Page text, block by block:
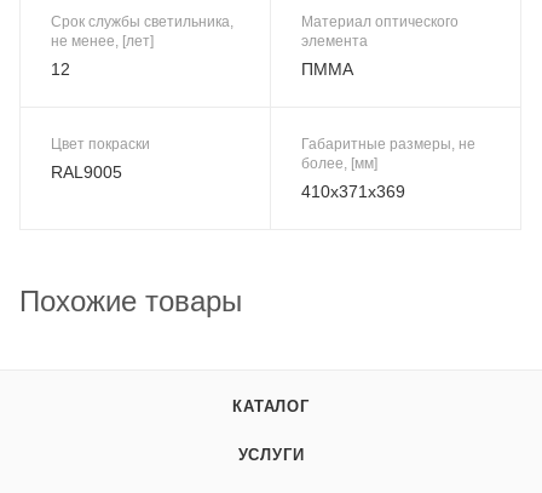
Срок службы светильника,
не менее, [лет]
12
Материал оптического
элемента
ПММА
Цвет покраски
RAL9005
Габаритные размеры, не
более, [мм]
410x371x369
Похожие товары
КАТАЛОГ
УСЛУГИ